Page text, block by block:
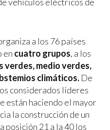
a los 76 países
en cuatro grupos, a los
verdes, medio verdes,
climáticos. De
considerados líderes
están haciendo el mayor
la construcción de un
posición 21 a la 40 los